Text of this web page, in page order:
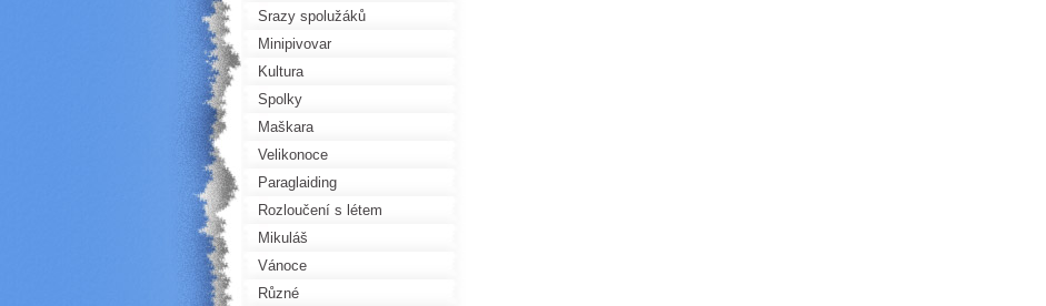
Srazy spolužáků
Minipivovar
Kultura
Spolky
Maškara
Velikonoce
Paraglaiding
Rozloučení s létem
Mikuláš
Vánoce
Různé